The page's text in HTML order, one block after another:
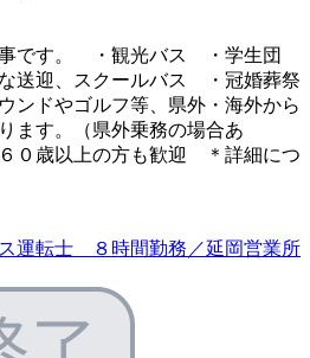
です。 ・観光バス ・学生団
送迎、スクールバス ・冠婚葬祭
やゴルフ等、県外・海外から
ます。（県外乗務の場合あ
歳以上の方も歓迎 ＊詳細につ
運転士 ８時間勤務／延岡営業所